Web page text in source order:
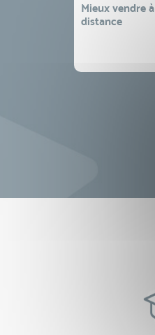
Mieux vendre à
distance